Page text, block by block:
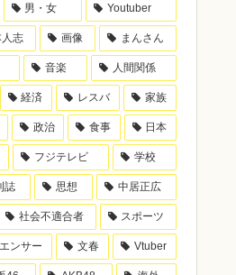
男・女 Youtuber
志 画像 まんさん
音楽 人間関係
経済 レスバ 家族
政治 食事 日本
フジテレビ 学校
誌 思想 中居正広
社会不適合者 スポーツ
ンサー 文春 Vtuber